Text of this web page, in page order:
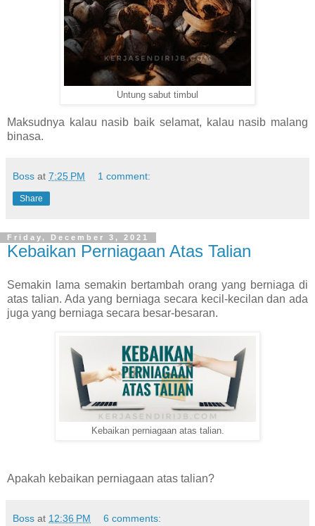
Untung sabut timbul
Maksudnya kalau nasib baik selamat, kalau nasib malang
binasa.
Boss at 7:25 PM 1 comment:
Share
Friday, December 3, 2021
Kebaikan Perniagaan Atas Talian
Semakin lama semakin bertambah orang yang berniaga di
atas talian. Ada yang berniaga secara kecil-kecilan dan ada
juga yang berniaga secara besar-besaran.
Kebaikan perniagaan atas talian.
Apakah kebaikan perniagaan atas talian?
Boss at 12:36 PM 6 comments: